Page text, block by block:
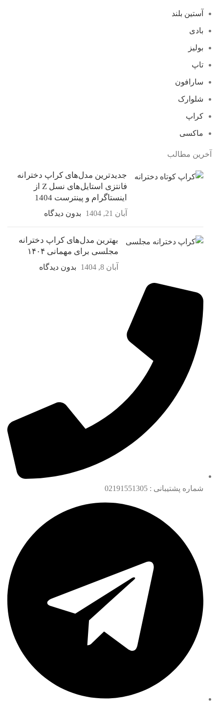
آستین بلند
بادی
بولیز
تاپ
سارافون
شلوارک
کراپ
ماکسی
آخرین مطالب
جدیدترین مدل‌های کراپ دخترانه
فانتزی استایل‌های نسل Z از
اینستاگرام و پینترست 1404
آبان 21, 1404 بدون دیدگاه
بهترین مدل‌های کراپ دخترانه
مجلسی برای مهمانی ۱۴۰۴
آبان 8, 1404 بدون دیدگاه
شماره پشتیبانی : 02191551305